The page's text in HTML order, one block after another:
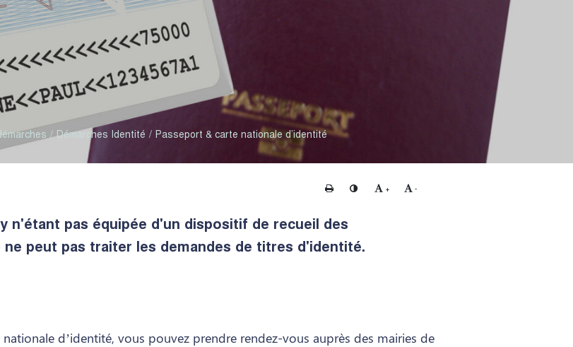
Démarches Identité Passeport & carte nationale d’identité
Imprimer Changer le contraste
+ Agrandir le texte
-
n'étant pas équipée d'un dispositif de recueil des
peut pas traiter les demandes de titres d'identité.
d’identité, vous pouvez prendre rendez-vous auprès des mairies de